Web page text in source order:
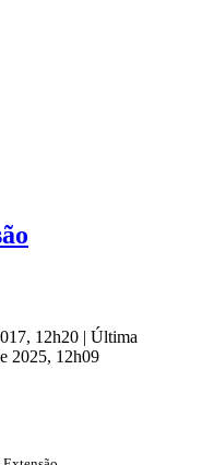
12h20 | Última
2025, 12h09